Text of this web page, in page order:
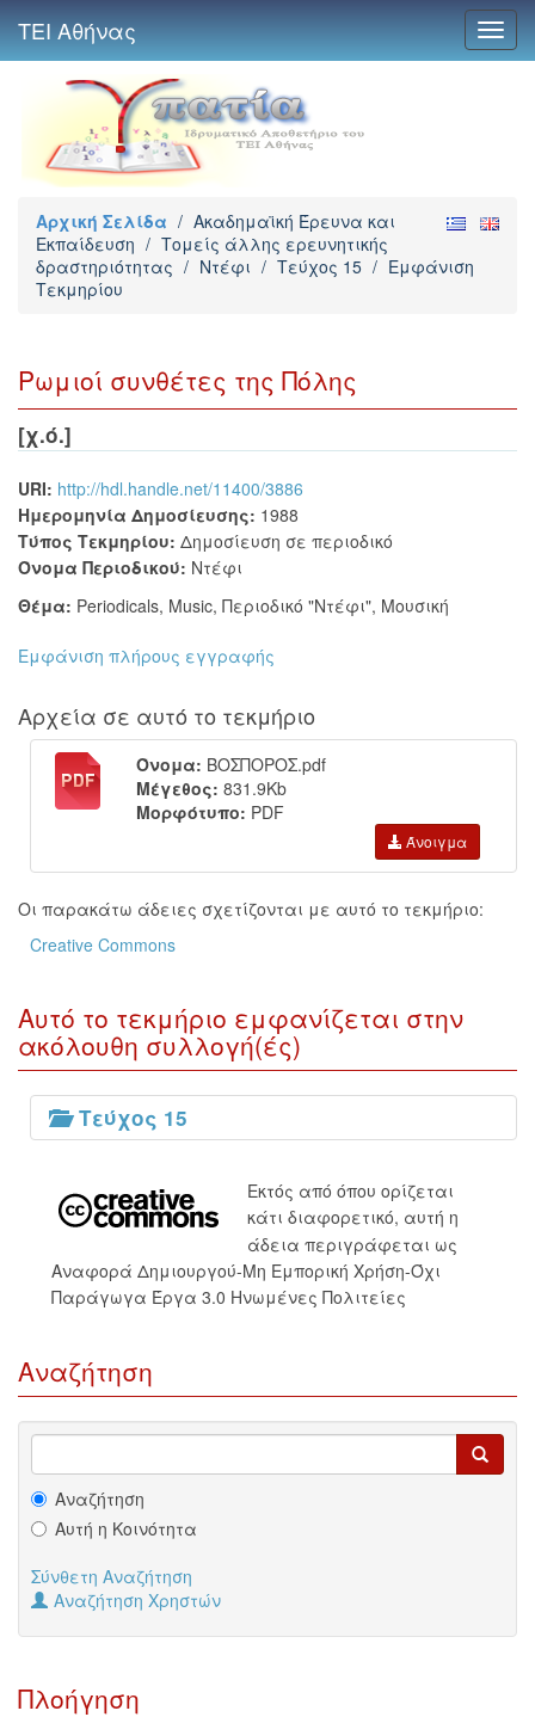
ΤΕΙ Αθήνας
Αρχική Σελίδα / Ακαδημαϊκή Έρευνα και
Εκπαίδευση / Τομείς άλλης ερευνητικής
δραστηριότητας / Ντέφι / Τεύχος 15 / Εμφάνιση
Τεκμηρίου
Ρωμιοί συνθέτες της Πόλης
[χ.ό.]
URI: http://hdl.handle.net/11400/3886
Ημερομηνία Δημοσίευσης: 1988
Τύπος Τεκμηρίου: Δημοσίευση σε περιοδικό
Όνομα Περιοδικού: Ντέφι
Θέμα: Periodicals, Music, Περιοδικό "Ντέφι", Μουσική
Εμφάνιση πλήρους εγγραφής
Αρχεία σε αυτό το τεκμήριο
Όνομα: ΒΟΣΠΟΡΟΣ.pdf
Μέγεθος: 831.9Kb
Μορφότυπο: PDF
Άνοιγμα
Οι παρακάτω άδειες σχετίζονται με αυτό το τεκμήριο:
Creative Commons
Αυτό το τεκμήριο εμφανίζεται στην
ακόλουθη συλλογή(ές)
Τεύχος 15
Εκτός από όπου ορίζεται
κάτι διαφορετικό, αυτή η
άδεια περιγράφεται ως
Αναφορά Δημιουργού-Μη Εμπορική Χρήση-Όχι
Παράγωγα Έργα 3.0 Ηνωμένες Πολιτείες
Αναζήτηση
Αναζήτηση
Αυτή η Κοινότητα
Σύνθετη Αναζήτηση
Αναζήτηση Χρηστών
Πλοήγηση